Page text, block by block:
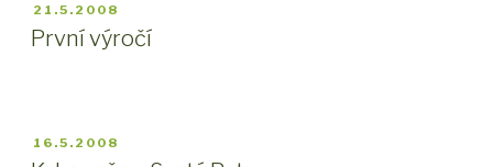
PUBLIKOVÁNO
21.5.2008
První výročí
PUBLIKOVÁNO
16.5.2008